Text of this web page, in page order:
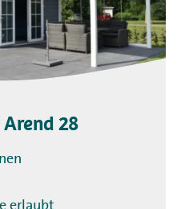
28
erlaubt